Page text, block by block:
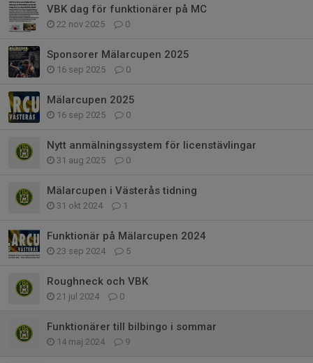
VBK dag för funktionärer på MC
22 nov 2025 0
Sponsorer Mälarcupen 2025
16 sep 2025 0
Mälarcupen 2025
16 sep 2025 0
Nytt anmälningssystem för licenstävlingar
31 aug 2025 0
Mälarcupen i Västerås tidning
31 okt 2024 1
Funktionär på Mälarcupen 2024
23 sep 2024 5
Roughneck och VBK
21 jul 2024 0
Funktionärer till bilbingo i sommar
14 maj 2024 9